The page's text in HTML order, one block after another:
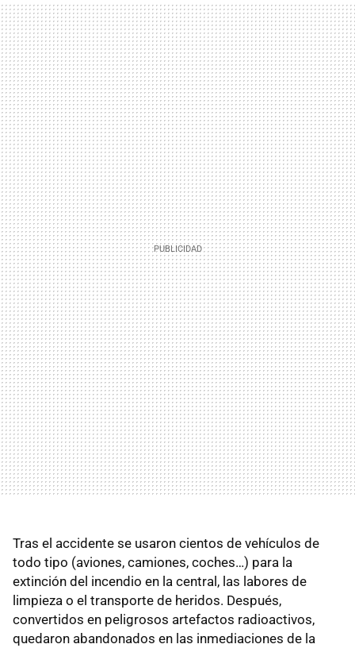
Tras el accidente se usaron cientos de vehículos de
todo tipo (aviones, camiones, coches…) para la
extinción del incendio en la central, las labores de
limpieza o el transporte de heridos. Después,
convertidos en peligrosos artefactos radioactivos,
quedaron abandonados en las inmediaciones de la